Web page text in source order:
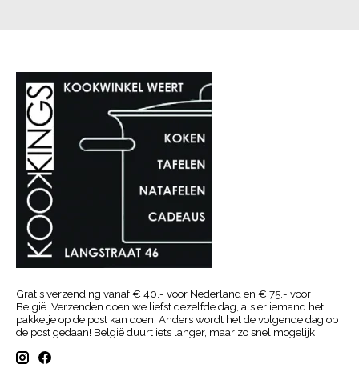
Gratis verzending vanaf € 40.- voor Nederland en € 75.- voor
België. Verzenden doen we liefst dezelfde dag, als er iemand het
pakketje op de post kan doen! Anders wordt het de volgende dag op
de post gedaan! België duurt iets langer, maar zo snel mogelijk